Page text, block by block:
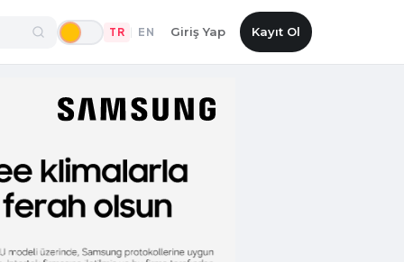
TR EN Giriş Yap Kayıt Ol